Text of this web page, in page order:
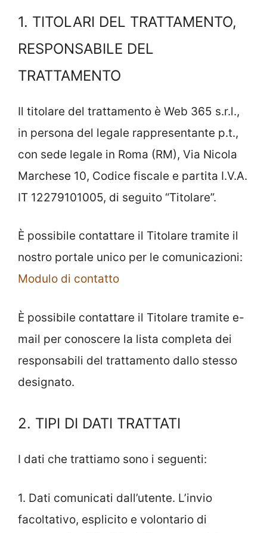
1. TITOLARI DEL TRATTAMENTO,
RESPONSABILE DEL
TRATTAMENTO
Il titolare del trattamento è Web 365 s.r.l.,
in persona del legale rappresentante p.t.,
con sede legale in Roma (RM), Via Nicola
Marchese 10, Codice fiscale e partita I.V.A.
IT 12279101005, di seguito “Titolare”.
È possibile contattare il Titolare tramite il
nostro portale unico per le comunicazioni:
Modulo di contatto
È possibile contattare il Titolare tramite e-
mail per conoscere la lista completa dei
responsabili del trattamento dallo stesso
designato.
2. TIPI DI DATI TRATTATI
I dati che trattiamo sono i seguenti:
1. Dati comunicati dall’utente. L’invio
facoltativo, esplicito e volontario di